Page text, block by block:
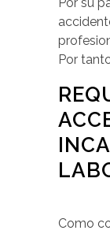
Por su
Por
Como